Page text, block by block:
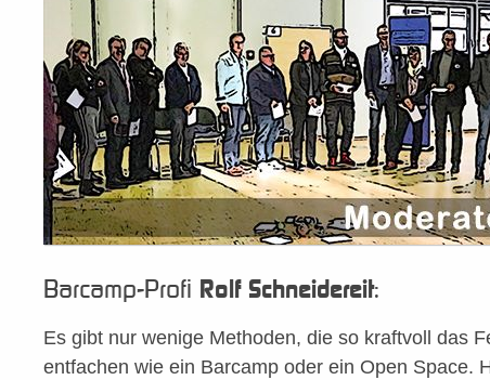
Barcamp-Profi Rolf Schneidereit:
Es gibt nur wenige Methoden, die so kraftvoll das
entfachen wie ein Barcamp oder ein Open Space.